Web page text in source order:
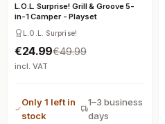
L.O.L. Surprise! Grill & Groove 5-
in-1 Camper - Playset
L.O.L. Surprise!
€24.99€49.99
incl. VAT
Only 1 left in
stock
1–3 business
days